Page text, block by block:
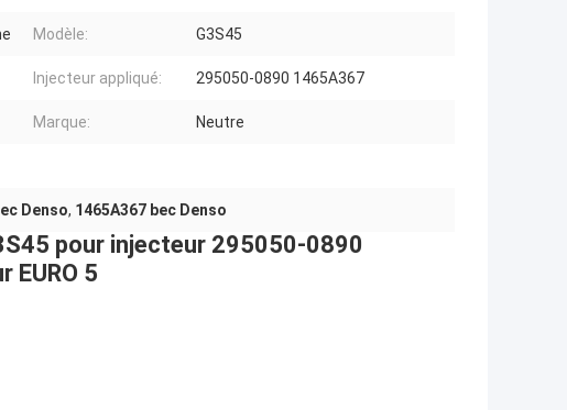
Modèle: G3S45
Injecteur appliqué: 295050-0890 1465A367
Marque: Neutre
Denso, 1465A367 bec Denso
pour injecteur 295050-0890
EURO 5